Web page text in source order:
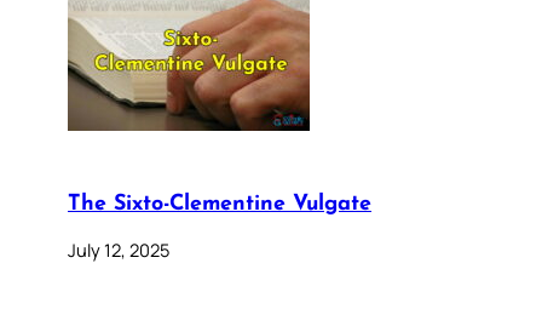
The Sixto-Clementine Vulgate
July 12, 2025